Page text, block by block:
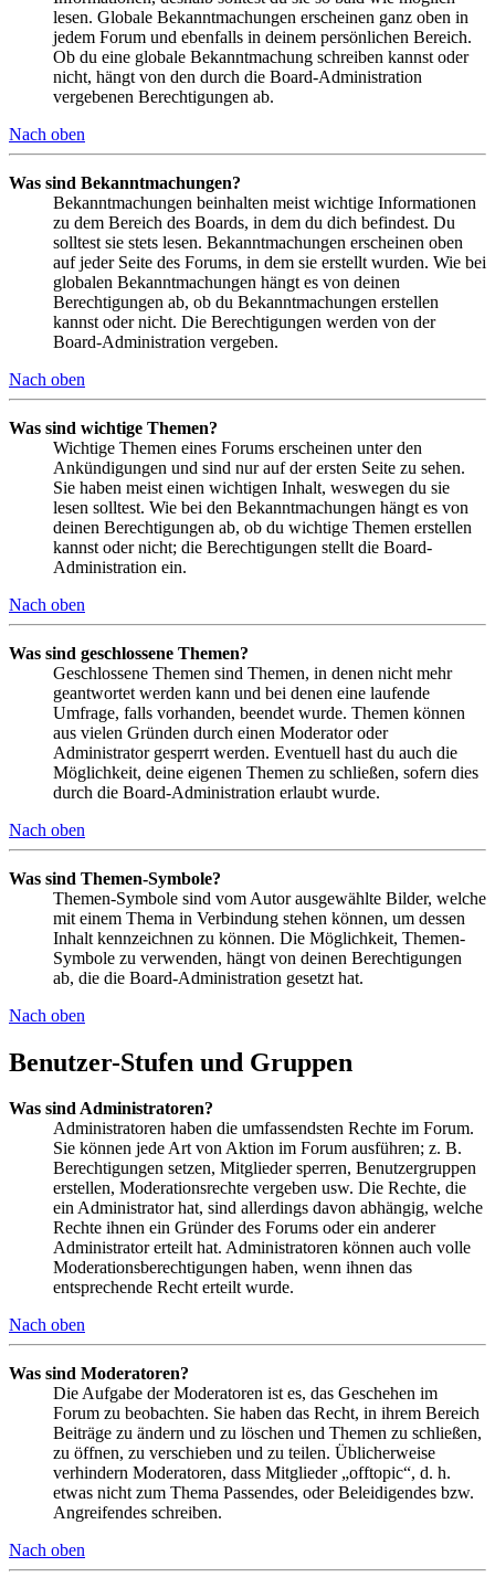
lesen. Globale Bekanntmachungen erscheinen ganz oben in
jedem Forum und ebenfalls in deinem persönlichen Bereich.
Ob du eine globale Bekanntmachung schreiben kannst oder
nicht, hängt von den durch die Board-Administration
vergebenen Berechtigungen ab.
Nach oben
Was sind Bekanntmachungen?
Bekanntmachungen beinhalten meist wichtige Informationen
zu dem Bereich des Boards, in dem du dich befindest. Du
solltest sie stets lesen. Bekanntmachungen erscheinen oben
auf jeder Seite des Forums, in dem sie erstellt wurden. Wie bei
globalen Bekanntmachungen hängt es von deinen
Berechtigungen ab, ob du Bekanntmachungen erstellen
kannst oder nicht. Die Berechtigungen werden von der
Board-Administration vergeben.
Nach oben
Was sind wichtige Themen?
Wichtige Themen eines Forums erscheinen unter den
Ankündigungen und sind nur auf der ersten Seite zu sehen.
Sie haben meist einen wichtigen Inhalt, weswegen du sie
lesen solltest. Wie bei den Bekanntmachungen hängt es von
deinen Berechtigungen ab, ob du wichtige Themen erstellen
kannst oder nicht; die Berechtigungen stellt die Board-
Administration ein.
Nach oben
Was sind geschlossene Themen?
Geschlossene Themen sind Themen, in denen nicht mehr
geantwortet werden kann und bei denen eine laufende
Umfrage, falls vorhanden, beendet wurde. Themen können
aus vielen Gründen durch einen Moderator oder
Administrator gesperrt werden. Eventuell hast du auch die
Möglichkeit, deine eigenen Themen zu schließen, sofern dies
durch die Board-Administration erlaubt wurde.
Nach oben
Was sind Themen-Symbole?
Themen-Symbole sind vom Autor ausgewählte Bilder, welche
mit einem Thema in Verbindung stehen können, um dessen
Inhalt kennzeichnen zu können. Die Möglichkeit, Themen-
Symbole zu verwenden, hängt von deinen Berechtigungen
ab, die die Board-Administration gesetzt hat.
Nach oben
Benutzer-Stufen und Gruppen
Was sind Administratoren?
Administratoren haben die umfassendsten Rechte im Forum.
Sie können jede Art von Aktion im Forum ausführen; z. B.
Berechtigungen setzen, Mitglieder sperren, Benutzergruppen
erstellen, Moderationsrechte vergeben usw. Die Rechte, die
ein Administrator hat, sind allerdings davon abhängig, welche
Rechte ihnen ein Gründer des Forums oder ein anderer
Administrator erteilt hat. Administratoren können auch volle
Moderationsberechtigungen haben, wenn ihnen das
entsprechende Recht erteilt wurde.
Nach oben
Was sind Moderatoren?
Die Aufgabe der Moderatoren ist es, das Geschehen im
Forum zu beobachten. Sie haben das Recht, in ihrem Bereich
Beiträge zu ändern und zu löschen und Themen zu schließen,
zu öffnen, zu verschieben und zu teilen. Üblicherweise
verhindern Moderatoren, dass Mitglieder „offtopic“, d. h.
etwas nicht zum Thema Passendes, oder Beleidigendes bzw.
Angreifendes schreiben.
Nach oben